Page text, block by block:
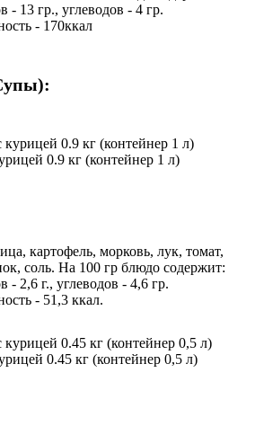
- 13 гр., углеводов - 4 гр.
- 170ккал
0.9 кг (контейнер 1 л)
картофель, морковь, лук, томат,
соль. На 100 гр блюдо содержит:
- 2,6 г., углеводов - 4,6 гр.
- 51,3 ккал.
0.45 кг (контейнер 0,5 л)